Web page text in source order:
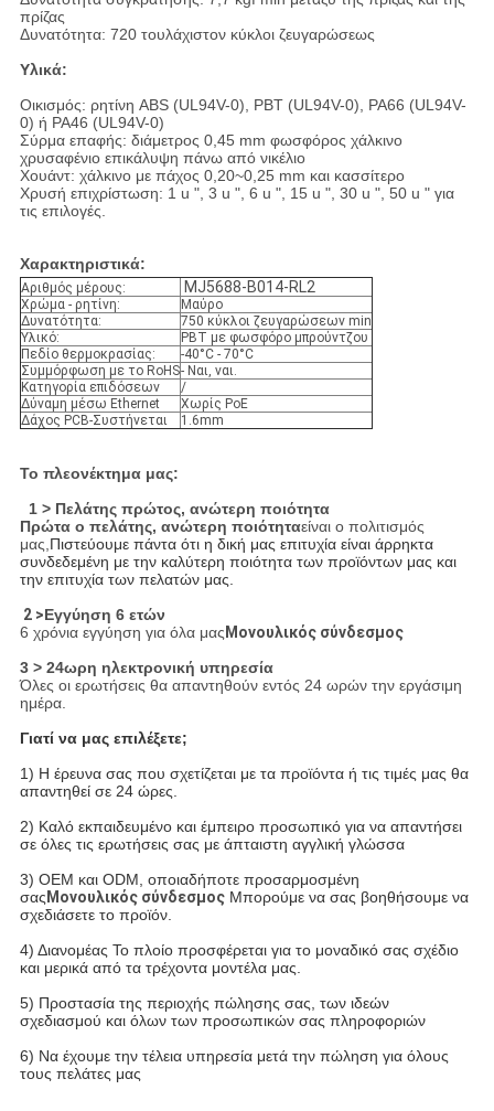
πρίζας
Δυνατότητα: 720 τουλάχιστον κύκλοι ζευγαρώσεως
Υλικά:
Οικισμός: ρητίνη ABS (UL94V-0), PBT (UL94V-0), PA66 (UL94V-
0) ή PA46 (UL94V-0)
Σύρμα επαφής: διάμετρος 0,45 mm φωσφόρος χάλκινο
χρυσαφένιο επικάλυψη πάνω από νικέλιο
Χουάντ: χάλκινο με πάχος 0,20~0,25 mm και κασσίτερο
Χρυσή επιχρίστωση: 1 u ", 3 u ", 6 u ", 15 u ", 30 u ", 50 u " για
τις επιλογές.
Χαρακτηριστικά:
Αριθμός μέρους: MJ5688-B014-RL2
Χρώμα - ρητίνη:
Μαύρο
Δυνατότητα:
750 κύκλοι ζευγαρώσεων min
Υλικό:
PBT με φωσφόρο μπρούντζου
Πεδίο θερμοκρασίας:
-40°C - 70°C
Συμμόρφωση με το RoHS- Ναι, ναι.
Κατηγορία επιδόσεων
/
Δύναμη μέσω Ethernet
Χωρίς PoE
Δάχος PCB-Συστήνεται
1.6mm
Το πλεονέκτημα μας:
1 > Πελάτης πρώτος, ανώτερη ποιότητα
Πρώτα ο πελάτης, ανώτερη ποιότηταείναι ο πολιτισμός
μας,Πιστεύουμε πάντα ότι η δική μας επιτυχία είναι άρρηκτα
συνδεδεμένη με την καλύτερη ποιότητα των προϊόντων μας και
την επιτυχία των πελατών μας.
2 >Εγγύηση 6 ετών
6 χρόνια εγγύηση για όλα μας Μονουλικός σύνδεσμος
3 > 24ωρη ηλεκτρονική υπηρεσία
Όλες οι ερωτήσεις θα απαντηθούν εντός 24 ωρών την εργάσιμη
ημέρα.
Γιατί να μας επιλέξετε;
1) Η έρευνα σας που σχετίζεται με τα προϊόντα ή τις τιμές μας θα
απαντηθεί σε 24 ώρες.
2) Καλό εκπαιδευμένο και έμπειρο προσωπικό για να απαντήσει
σε όλες τις ερωτήσεις σας με άπταιστη αγγλική γλώσσα
3) OEM και ODM, οποιαδήποτε προσαρμοσμένη
σας Μονουλικός σύνδεσμος Μπορούμε να σας βοηθήσουμε να
σχεδιάσετε το προϊόν.
4) Διανομέας Το πλοίο προσφέρεται για το μοναδικό σας σχέδιο
και μερικά από τα τρέχοντα μοντέλα μας.
5) Προστασία της περιοχής πώλησης σας, των ιδεών
σχεδιασμού και όλων των προσωπικών σας πληροφοριών
6) Να έχουμε την τέλεια υπηρεσία μετά την πώληση για όλους
τους πελάτες μας